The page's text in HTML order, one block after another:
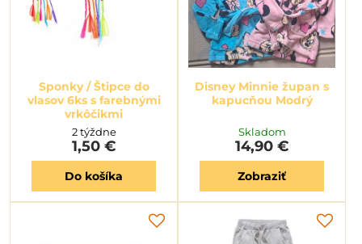
Sponky / Štipce do
vlasov 6ks s farebnými
vrkôčikmi
2 týždne
1,50 €
Do košíka
Disney Minnie župan s
kapucňou Modrý
Skladom
14,90 €
Zobraziť